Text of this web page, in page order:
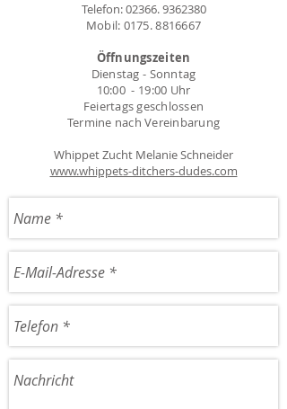
Telefon:02366. 9362380
Mobil: 0175. 8816667
Öffnungszeiten
Dienstag - Sonntag
10:00 - 19:00 Uhr
Feiertags geschlossen
Termine nach Vereinbarung
Whippet Zucht Melanie Schneider
www.whippets-ditchers-dudes.com